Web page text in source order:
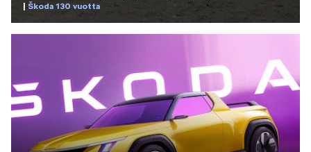
SPONSOROINTI & YHTEISTYÖ
Škoda 130 vuotta